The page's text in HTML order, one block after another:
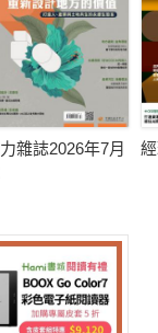
七情六慾，苦無
消費者的問題。
牌找出六個方
雜誌2026年7月